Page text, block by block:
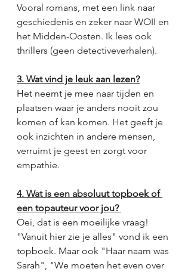
Vooral romans, met een link naar
geschiedenis en zeker naar WOII en
het Midden-Oosten. Ik lees ook
thrillers (geen detectiveverhalen).
3. Wat vind je leuk aan lezen?
Het neemt je mee naar tijden en
plaatsen waar je anders nooit zou
komen of kan komen. Het geeft je
ook inzichten in andere mensen,
verruimt je geest en zorgt voor
empathie.
4. Wat is een absoluut topboek of
een topauteur voor jou?
Oei, dat is een moeilijke vraag!
"Vanuit hier zie je alles" vond ik een
topboek. Maar ook "Haar naam was
Sarah", "We moeten het even over